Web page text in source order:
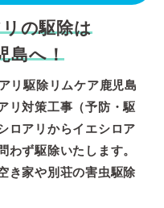
の駆除は
島へ！
リ駆除リムケア鹿児島
リ対策工事（予防・駆
ロアリからイエシロア
わず駆除いたします。
き家や別荘の害虫駆除